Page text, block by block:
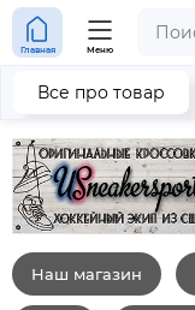
Главная Меню
Наш магазин
Все про товар